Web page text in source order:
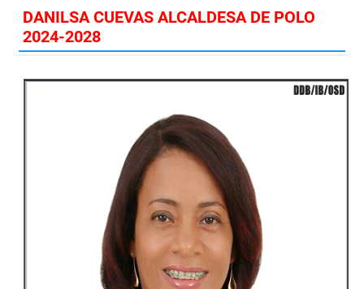
DANILSA CUEVAS ALCALDESA DE POLO
2024-2028